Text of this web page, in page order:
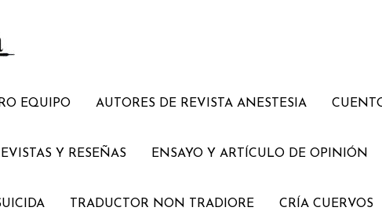
EQUIPO AUTORES DE REVISTA ANESTESIA
Y RESEÑAS ENSAYO Y ARTÍCULO DE OPINIÓN
TRADUCTOR NON TRADIORE CRÍA CUERVOS